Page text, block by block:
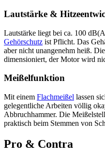
Lautstärke &
Lautstärke liegt bei ca. 100
Gehörschutz ist Pflicht. Das
aber nicht unangenehm heiß.
dimensioniert, der Motor wird
Meißelfunktion
Mit einem Flachmeißel lassen
gelegentliche Arbeiten völlig
Abbruchhammer. Die
praktisch beim Stemmen von
Pro & Contra